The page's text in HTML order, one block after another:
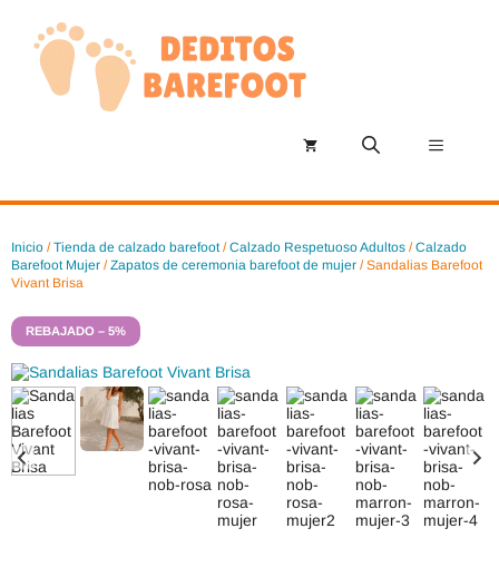
contenido
Menú
Inicio /Tienda de calzado barefoot/Calzado Respetuoso Adultos /Calzado
Barefoot Mujer /Zapatos de ceremonia barefoot de mujer / Sandalias Barefoot
Vivant Brisa
REBAJADO – 5%